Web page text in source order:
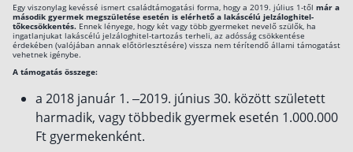
Egy viszonylag kevéssé ismert családtámogatási forma, hogy a 2019. július 1-től már a
második gyermek megszületése esetén is elérhető a lakáscélú jelzáloghitel-
tőkecsökkentés. Ennek lényege, hogy két vagy több gyermeket nevelő szülők, ha
ingatlanjukat lakáscélú jelzáloghitel-tartozás terheli, az adósság csökkentése
érdekében (valójában annak előtörlesztésére) vissza nem térítendő állami támogatást
vehetnek igénybe.
A támogatás összege:
a 2018 január 1. –2019. június 30. között született
harmadik, vagy többedik gyermek esetén 1.000.000
Ft gyermekenként.